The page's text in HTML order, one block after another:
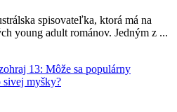
spisovateľka, ktorá má na
young adult románov. Jedným z ...